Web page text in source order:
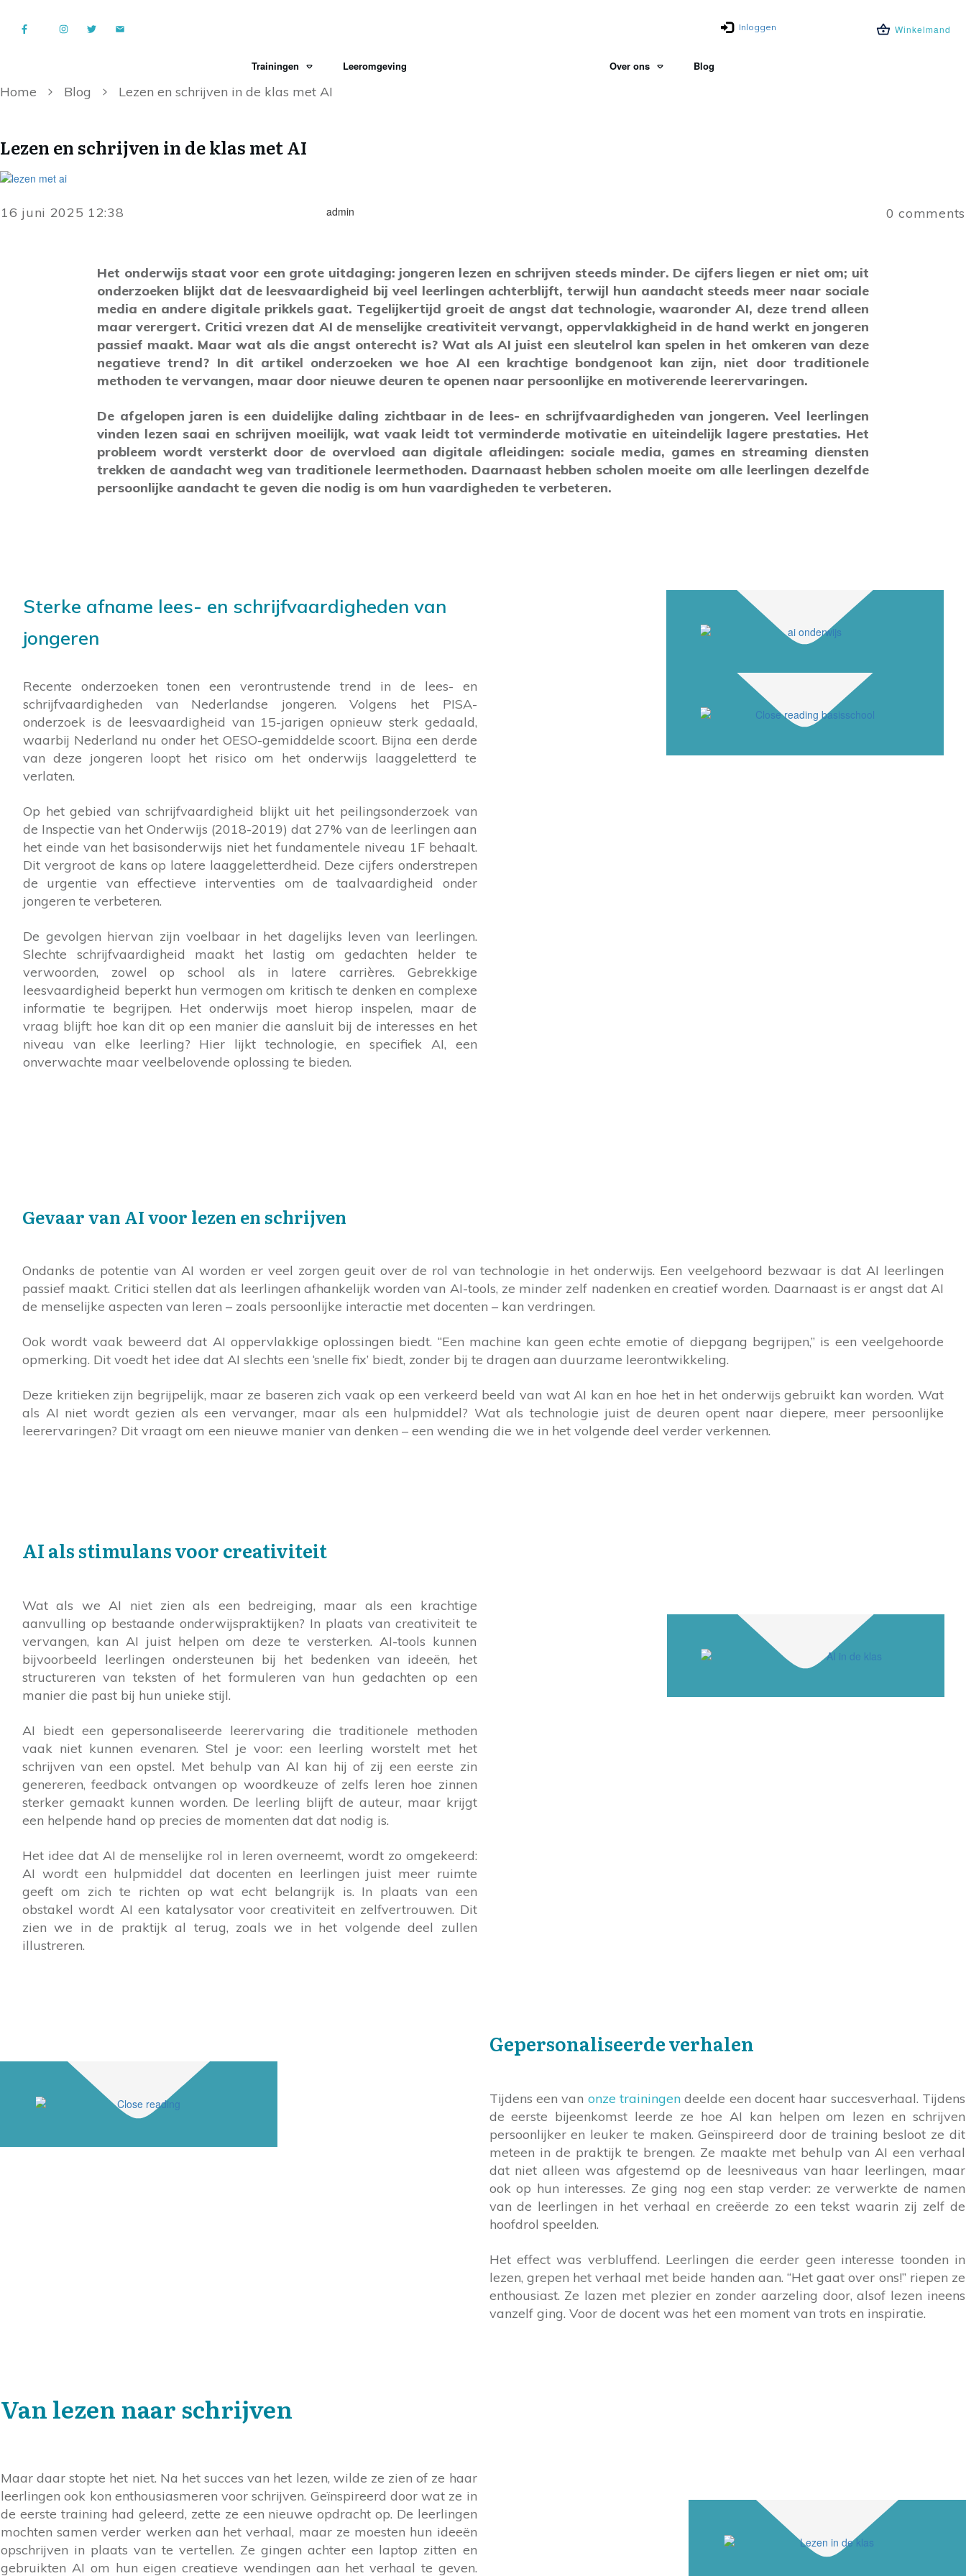
Inloggen Winkelmand
Trainingen Leeromgeving Over ons Blog
Home Blog Lezen en schrijven in de klas met AI
Lezen en schrijven in de klas met AI
16 juni 2025 12:38 admin 0 comments
Het onderwijs staat voor een grote uitdaging: jongeren lezen en schrijven steeds minder. De cijfers liegen er niet om; uit
onderzoeken blijkt dat de leesvaardigheid bij veel leerlingen achterblijft, terwijl hun aandacht steeds meer naar sociale
media en andere digitale prikkels gaat. Tegelijkertijd groeit de angst dat technologie, waaronder AI, deze trend alleen
maar verergert. Critici vrezen dat AI de menselijke creativiteit vervangt, oppervlakkigheid in de hand werkt en jongeren
passief maakt. Maar wat als die angst onterecht is? Wat als AI juist een sleutelrol kan spelen in het omkeren van deze
negatieve trend? In dit artikel onderzoeken we hoe AI een krachtige bondgenoot kan zijn, niet door traditionele
methoden te vervangen, maar door nieuwe deuren te openen naar persoonlijke en motiverende leerervaringen.
De afgelopen jaren is een duidelijke daling zichtbaar in de lees- en schrijfvaardigheden van jongeren. Veel leerlingen
vinden lezen saai en schrijven moeilijk, wat vaak leidt tot verminderde motivatie en uiteindelijk lagere prestaties. Het
probleem wordt versterkt door de overvloed aan digitale afleidingen: sociale media, games en streaming diensten
trekken de aandacht weg van traditionele leermethoden. Daarnaast hebben scholen moeite om alle leerlingen dezelfde
persoonlijke aandacht te geven die nodig is om hun vaardigheden te verbeteren.
Sterke afname lees- en schrijfvaardigheden van
jongeren
Recente onderzoeken tonen een verontrustende trend in de lees- en
schrijfvaardigheden van Nederlandse jongeren. Volgens het PISA-
onderzoek is de leesvaardigheid van 15-jarigen opnieuw sterk gedaald,
waarbij Nederland nu onder het OESO-gemiddelde scoort. Bijna een derde
van deze jongeren loopt het risico om het onderwijs laaggeletterd te
verlaten.
Op het gebied van schrijfvaardigheid blijkt uit het peilingsonderzoek van
de Inspectie van het Onderwijs (2018-2019) dat 27% van de leerlingen aan
het einde van het basisonderwijs niet het fundamentele niveau 1F behaalt.
Dit vergroot de kans op latere laaggeletterdheid. Deze cijfers onderstrepen
de urgentie van effectieve interventies om de taalvaardigheid onder
jongeren te verbeteren.
De gevolgen hiervan zijn voelbaar in het dagelijks leven van leerlingen.
Slechte schrijfvaardigheid maakt het lastig om gedachten helder te
verwoorden, zowel op school als in latere carrières. Gebrekkige
leesvaardigheid beperkt hun vermogen om kritisch te denken en complexe
informatie te begrijpen. Het onderwijs moet hierop inspelen, maar de
vraag blijft: hoe kan dit op een manier die aansluit bij de interesses en het
niveau van elke leerling? Hier lijkt technologie, en specifiek AI, een
onverwachte maar veelbelovende oplossing te bieden.
Gevaar van AI voor lezen en schrijven
Ondanks de potentie van AI worden er veel zorgen geuit over de rol van technologie in het onderwijs. Een veelgehoord bezwaar is dat AI leerlingen
passief maakt. Critici stellen dat als leerlingen afhankelijk worden van AI-tools, ze minder zelf nadenken en creatief worden. Daarnaast is er angst dat AI
de menselijke aspecten van leren – zoals persoonlijke interactie met docenten – kan verdringen.
Ook wordt vaak beweerd dat AI oppervlakkige oplossingen biedt. “Een machine kan geen echte emotie of diepgang begrijpen,” is een veelgehoorde
opmerking. Dit voedt het idee dat AI slechts een ‘snelle fix’ biedt, zonder bij te dragen aan duurzame leerontwikkeling.
Deze kritieken zijn begrijpelijk, maar ze baseren zich vaak op een verkeerd beeld van wat AI kan en hoe het in het onderwijs gebruikt kan worden. Wat
als AI niet wordt gezien als een vervanger, maar als een hulpmiddel? Wat als technologie juist de deuren opent naar diepere, meer persoonlijke
leerervaringen? Dit vraagt om een nieuwe manier van denken – een wending die we in het volgende deel verder verkennen.
AI als stimulans voor creativiteit
Wat als we AI niet zien als een bedreiging, maar als een krachtige
aanvulling op bestaande onderwijspraktijken? In plaats van creativiteit te
vervangen, kan AI juist helpen om deze te versterken. AI-tools kunnen
bijvoorbeeld leerlingen ondersteunen bij het bedenken van ideeën, het
structureren van teksten of het formuleren van hun gedachten op een
manier die past bij hun unieke stijl.
AI biedt een gepersonaliseerde leerervaring die traditionele methoden
vaak niet kunnen evenaren. Stel je voor: een leerling worstelt met het
schrijven van een opstel. Met behulp van AI kan hij of zij een eerste zin
genereren, feedback ontvangen op woordkeuze of zelfs leren hoe zinnen
sterker gemaakt kunnen worden. De leerling blijft de auteur, maar krijgt
een helpende hand op precies de momenten dat dat nodig is.
Het idee dat AI de menselijke rol in leren overneemt, wordt zo omgekeerd:
AI wordt een hulpmiddel dat docenten en leerlingen juist meer ruimte
geeft om zich te richten op wat echt belangrijk is. In plaats van een
obstakel wordt AI een katalysator voor creativiteit en zelfvertrouwen. Dit
zien we in de praktijk al terug, zoals we in het volgende deel zullen
illustreren.
Gepersonaliseerde verhalen
Tijdens een van onze trainingendeelde een docent haar succesverhaal. Tijdens
de eerste bijeenkomst leerde ze hoe AI kan helpen om lezen en schrijven
persoonlijker en leuker te maken. Geïnspireerd door de training besloot ze dit
meteen in de praktijk te brengen. Ze maakte met behulp van AI een verhaal
dat niet alleen was afgestemd op de leesniveaus van haar leerlingen, maar
ook op hun interesses. Ze ging nog een stap verder: ze verwerkte de namen
van de leerlingen in het verhaal en creëerde zo een tekst waarin zij zelf de
hoofdrol speelden.
Het effect was verbluffend. Leerlingen die eerder geen interesse toonden in
lezen, grepen het verhaal met beide handen aan. “Het gaat over ons!” riepen ze
enthousiast. Ze lazen met plezier en zonder aarzeling door, alsof lezen ineens
vanzelf ging. Voor de docent was het een moment van trots en inspiratie.
Van lezen naar schrijven
Maar daar stopte het niet. Na het succes van het lezen, wilde ze zien of ze haar
leerlingen ook kon enthousiasmeren voor schrijven. Geïnspireerd door wat ze in
de eerste training had geleerd, zette ze een nieuwe opdracht op. De leerlingen
mochten samen verder werken aan het verhaal, maar ze moesten hun ideeën
opschrijven in plaats van te vertellen. Ze gingen achter een laptop zitten en
gebruikten AI om hun eigen creatieve wendingen aan het verhaal te geven.